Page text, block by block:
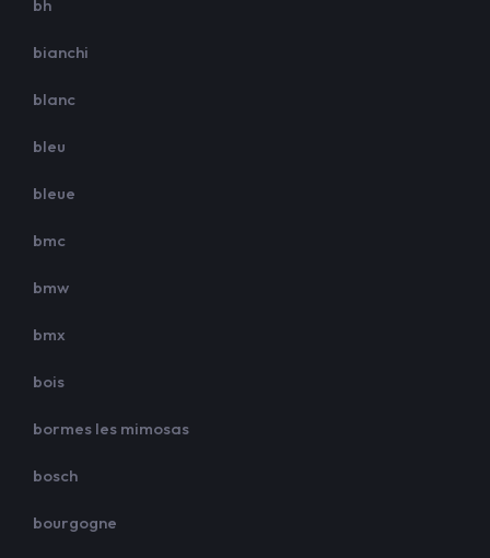
bh
bianchi
blanc
bleu
bleue
bmc
bmw
bmx
bois
bormes les mimosas
bosch
bourgogne